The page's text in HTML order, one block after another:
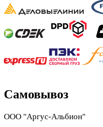
Самовывоз
ООО "Аргус-Альбион"